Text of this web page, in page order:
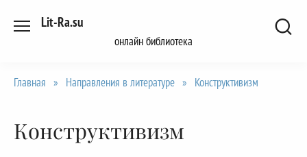
Lit-Ra.su
онлайн библиотека
Главная » Направления в литературе » Конструктивизм
Конструктивизм